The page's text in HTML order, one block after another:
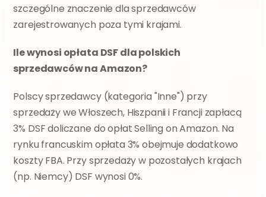
szczególne znaczenie dla sprzedawców
zarejestrowanych poza tymi krajami.
Ile wynosi opłata DSF dla polskich
sprzedawców na Amazon?
Polscy sprzedawcy (kategoria "Inne") przy
sprzedaży we Włoszech, Hiszpanii i Francji zapłacą
3% DSF doliczane do opłat Selling on Amazon. Na
rynku francuskim opłata 3% obejmuje dodatkowo
koszty FBA. Przy sprzedaży w pozostałych krajach
(np. Niemcy) DSF wynosi 0%.